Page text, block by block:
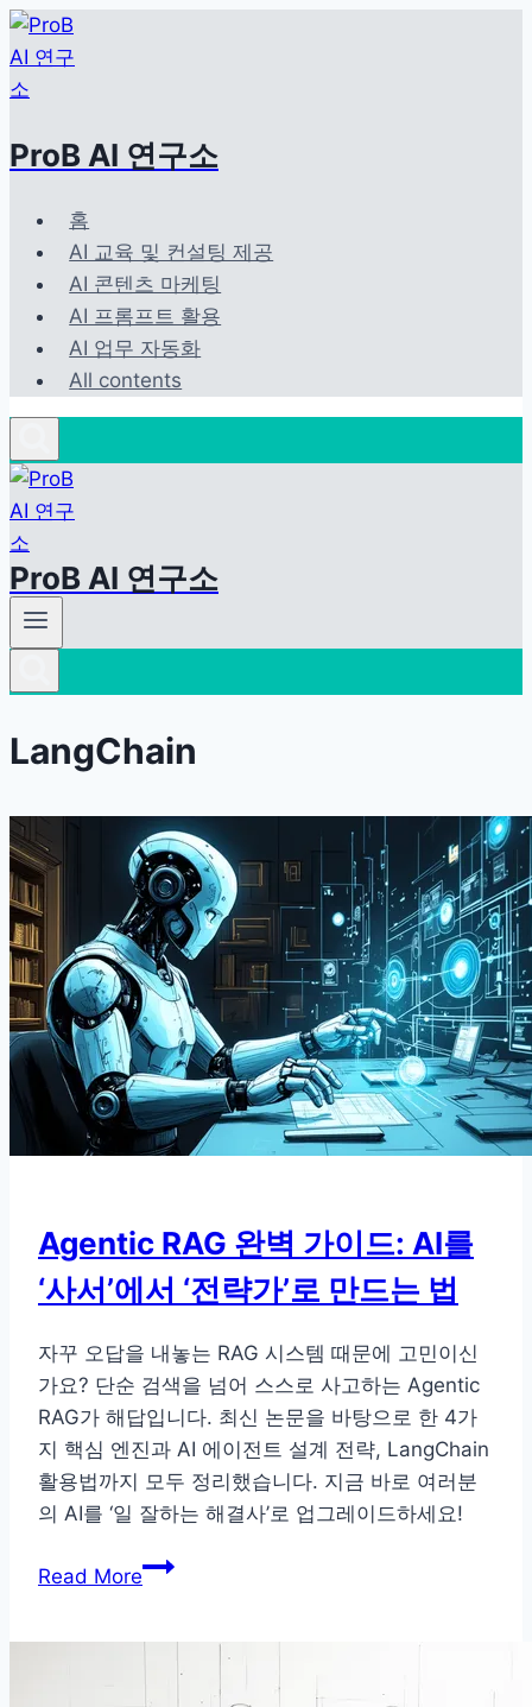
Skip
to
content
ProB AI 연구소
홈
AI 교육 및 컨설팅 제공
AI 콘텐츠 마케팅
AI 프롬프트 활용
AI 업무 자동화
All contents
ProB AI 연구소
LangChain
Agentic RAG 완벽 가이드: AI를
‘사서’에서 ‘전략가’로 만드는 법
자꾸 오답을 내놓는 RAG 시스템 때문에 고민이신
가요? 단순 검색을 넘어 스스로 사고하는 Agentic
RAG가 해답입니다. 최신 논문을 바탕으로 한 4가
지 핵심 엔진과 AI 에이전트 설계 전략, LangChain
활용법까지 모두 정리했습니다. 지금 바로 여러분
의 AI를 ‘일 잘하는 해결사’로 업그레이드하세요!
Read MoreAgentic